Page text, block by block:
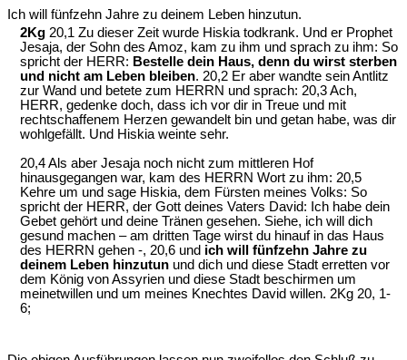
Ich will fünfzehn Jahre zu deinem Leben hinzutun.
2Kg 20,1 Zu dieser Zeit wurde Hiskia todkrank. Und er Prophet
Jesaja, der Sohn des Amoz, kam zu ihm und sprach zu ihm: So
spricht der HERR: Bestelle dein Haus, denn du wirst sterben
und nicht am Leben bleiben. 20,2 Er aber wandte sein Antlitz
zur Wand und betete zum HERRN und sprach: 20,3 Ach,
HERR, gedenke doch, dass ich vor dir in Treue und mit
rechtschaffenem Herzen gewandelt bin und getan habe, was dir
wohlgefällt. Und Hiskia weinte sehr.
20,4 Als aber Jesaja noch nicht zum mittleren Hof
hinausgegangen war, kam des HERRN Wort zu ihm: 20,5
Kehre um und sage Hiskia, dem Fürsten meines Volks: So
spricht der HERR, der Gott deines Vaters David: Ich habe dein
Gebet gehört und deine Tränen gesehen. Siehe, ich will dich
gesund machen – am dritten Tage wirst du hinauf in das Haus
des HERRN gehen -, 20,6 und ich will fünfzehn Jahre zu
deinem Leben hinzutun und dich und diese Stadt erretten vor
dem König von Assyrien und diese Stadt beschirmen um
meinetwillen und um meines Knechtes David willen. 2Kg 20, 1-
6;